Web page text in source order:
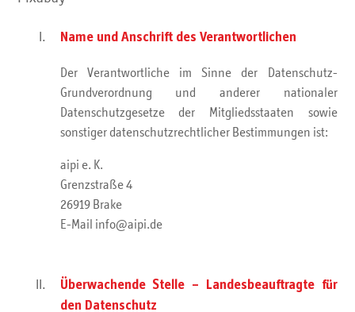
Name und Anschrift des Verantwortlichen
Der Verantwortliche im Sinne der Datenschutz-
Grundverordnung und anderer nationaler
Datenschutzgesetze der Mitgliedsstaaten sowie
sonstiger datenschutzrechtlicher Bestimmungen ist:
aipi e. K.
Grenzstraße 4
26919 Brake
E-Mail info@aipi.de
Überwachende Stelle – Landesbeauftragte für
den Datenschutz